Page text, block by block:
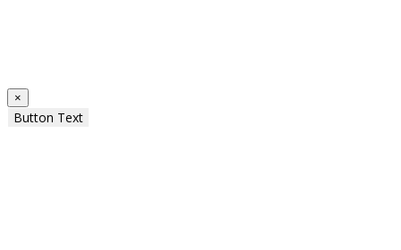
×
Button Text